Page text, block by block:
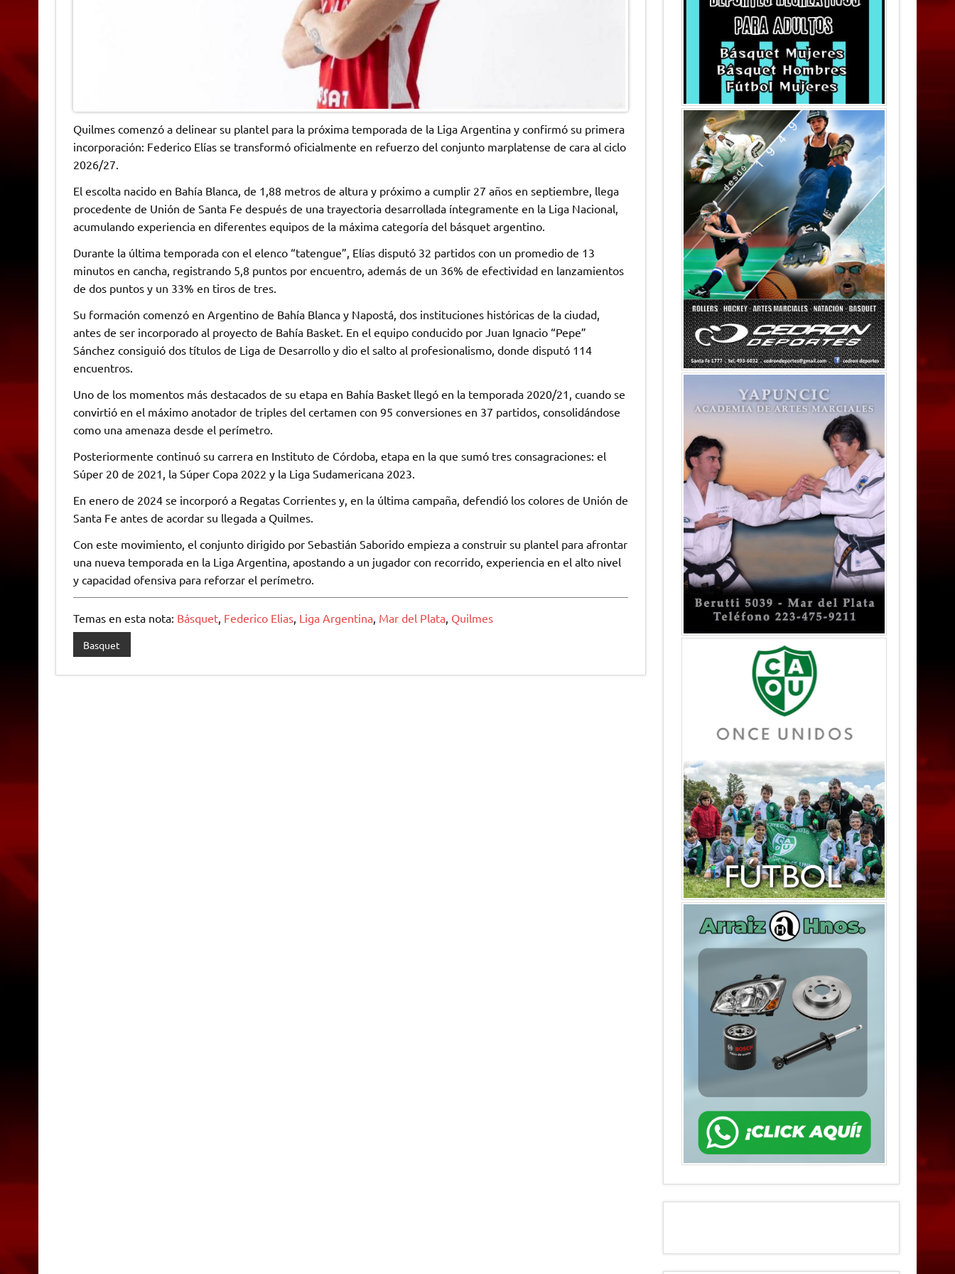
Quilmes comenzó a delinear su plantel para la próxima temporada de la Liga Argentina y confirmó su primera
incorporación: Federico Elías se transformó oficialmente en refuerzo del conjunto marplatense de cara al ciclo
2026/27.
El escolta nacido en Bahía Blanca, de 1,88 metros de altura y próximo a cumplir 27 años en septiembre, llega
procedente de Unión de Santa Fe después de una trayectoria desarrollada íntegramente en la Liga Nacional,
acumulando experiencia en diferentes equipos de la máxima categoría del básquet argentino.
Durante la última temporada con el elenco “tatengue”, Elías disputó 32 partidos con un promedio de 13
minutos en cancha, registrando 5,8 puntos por encuentro, además de un 36% de efectividad en lanzamientos
de dos puntos y un 33% en tiros de tres.
Su formación comenzó en Argentino de Bahía Blanca y Napostá, dos instituciones históricas de la ciudad,
antes de ser incorporado al proyecto de Bahía Basket. En el equipo conducido por Juan Ignacio “Pepe”
Sánchez consiguió dos títulos de Liga de Desarrollo y dio el salto al profesionalismo, donde disputó 114
encuentros.
Uno de los momentos más destacados de su etapa en Bahía Basket llegó en la temporada 2020/21, cuando se
convirtió en el máximo anotador de triples del certamen con 95 conversiones en 37 partidos, consolidándose
como una amenaza desde el perímetro.
Posteriormente continuó su carrera en Instituto de Córdoba, etapa en la que sumó tres consagraciones: el
Súper 20 de 2021, la Súper Copa 2022 y la Liga Sudamericana 2023.
En enero de 2024 se incorporó a Regatas Corrientes y, en la última campaña, defendió los colores de Unión de
Santa Fe antes de acordar su llegada a Quilmes.
Con este movimiento, el conjunto dirigido por Sebastián Saborido empieza a construir su plantel para afrontar
una nueva temporada en la Liga Argentina, apostando a un jugador con recorrido, experiencia en el alto nivel
y capacidad ofensiva para reforzar el perímetro.
Temas en esta nota: Básquet, Federico Elias, Liga Argentina, Mar del Plata, Quilmes
Basquet